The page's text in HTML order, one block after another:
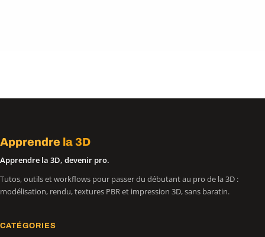
Apprendre la 3D
Apprendre la 3D, devenir pro.
Tutos, outils et workflows pour passer du débutant au pro de la 3D :
modélisation, rendu, textures PBR et impression 3D, sans baratin.
CATÉGORIES